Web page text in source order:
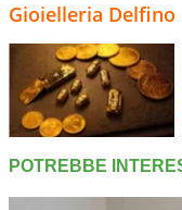
Gioielleria Delfino